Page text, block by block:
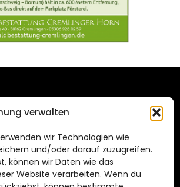
verwalten
wir Technologien wie
und/oder darauf zuzugreifen.
können wir Daten wie das
Website verarbeiten. Wenn du
STADTMAGAZIN
BRAUNSCHWEIG
Richtlinie